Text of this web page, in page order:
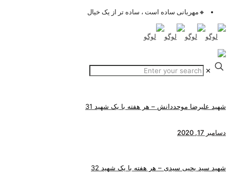
🔸مهربانی ساده است ، ساده تر از یک خیال
✕
شهید علیرضا موحددانش – هر هفته با یک شهید 31
دسامبر 17, 2020
شهید سید یحیی سیدی – هر هفته با یک شهید 32